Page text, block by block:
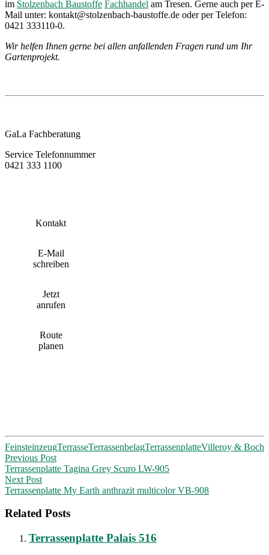
im Stolzenbach Baustoffe Fachhandel am Tresen. Gerne auch per E-
Mail unter: kontakt@stolzenbach-baustoffe.de oder per Telefon:
0421 333110-0.
Wir helfen Ihnen gerne bei allen anfallenden Fragen rund um Ihr
Gartenprojekt.
GaLa Fachberatung
Service Telefonnummer
0421 333 1100
Kontakt
E-Mail
schreiben
Jetzt
anrufen
Route
planen
FeinsteinzeugTerrasseTerrassenbelagTerrassenplatteVilleroy & Boch
Post
navigation
Previous Post
Terrassenplatte Tagina Grey Scuro LW-905
Next Post
Terrassenplatte My Earth anthrazit multicolor VB-908
Related Posts
Terrassenplatte Palais 516